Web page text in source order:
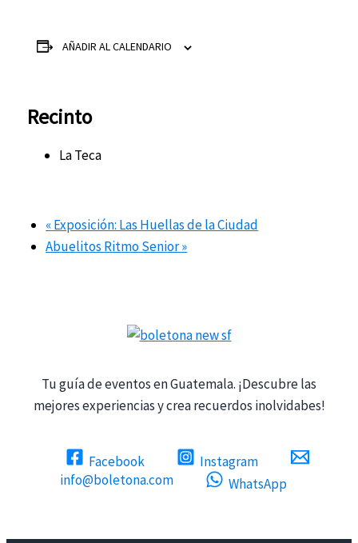
AÑADIR AL CALENDARIO
Recinto
La Teca
«Exposición: Las Huellas de la Ciudad
Abuelitos Ritmo Senior»
Tu guía de eventos en Guatemala. ¡Descubre las
mejores experiencias y crea recuerdos inolvidabes!
Facebook
Instagram
info@boletona.com
WhatsApp